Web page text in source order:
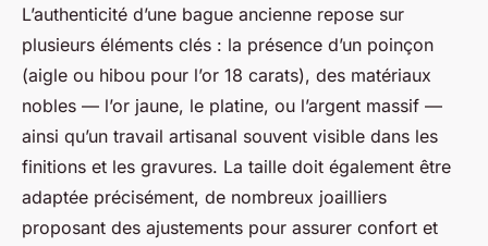
L’authenticité d’une bague ancienne repose sur
plusieurs éléments clés : la présence d’un poinçon
(aigle ou hibou pour l’or 18 carats), des matériaux
nobles — l’or jaune, le platine, ou l’argent massif —
ainsi qu’un travail artisanal souvent visible dans les
finitions et les gravures. La taille doit également être
adaptée précisément, de nombreux joailliers
proposant des ajustements pour assurer confort et